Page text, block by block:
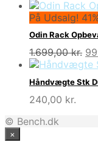
På Udsalg!
Odin Rack
1.699,00kr.
pris
Håndvægte Stk
240,00 kr.
© Bench.dk
×